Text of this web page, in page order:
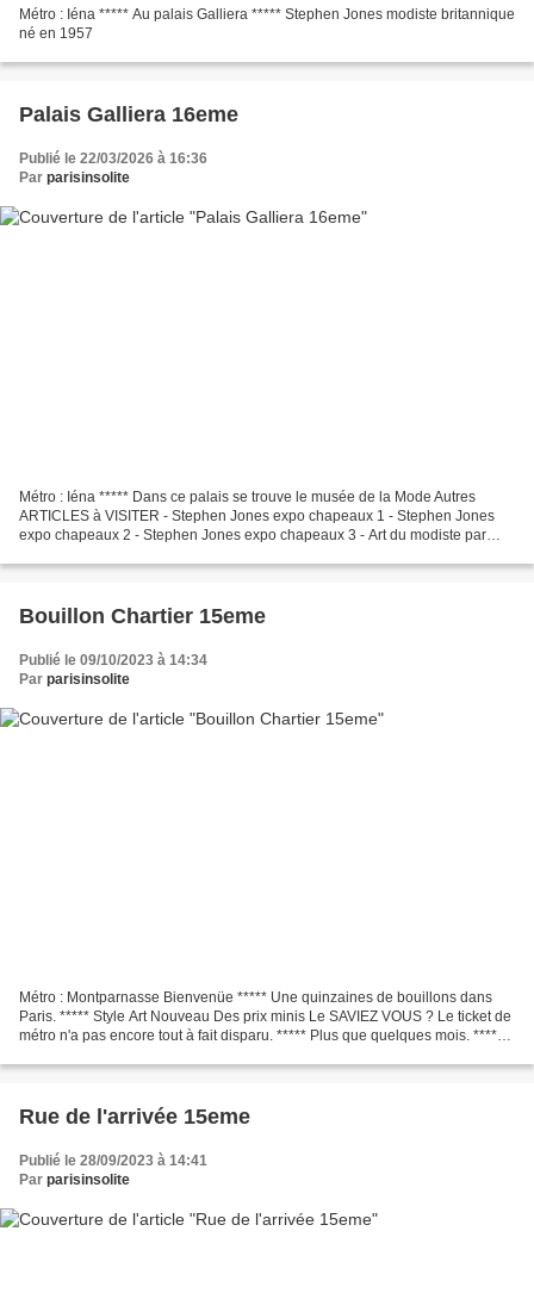
Métro : Iéna ***** Au palais Galliera ***** Stephen Jones modiste britannique
né en 1957
Palais Galliera 16eme
Publié le 22/03/2026 à 16:36
Par parisinsolite
Métro : Iéna ***** Dans ce palais se trouve le musée de la Mode Autres
ARTICLES à VISITER - Stephen Jones expo chapeaux 1 - Stephen Jones
expo chapeaux 2 - Stephen Jones expo chapeaux 3 - Art du modiste par
Bouillon Chartier 15eme
Publié le 09/10/2023 à 14:34
Par parisinsolite
Métro : Montparnasse Bienvenüe ***** Une quinzaines de bouillons dans
Paris. ***** Style Art Nouveau Des prix minis Le SAVIEZ VOUS ? Le ticket de
métro n'a pas encore tout à fait disparu. ***** Plus que quelques mois. ***** Il
Rue de l'arrivée 15eme
Publié le 28/09/2023 à 14:41
Par parisinsolite